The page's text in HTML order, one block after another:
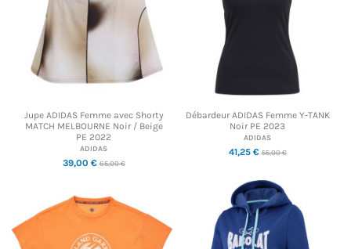
Jupe ADIDAS Femme avec Shorty
MATCH MELBOURNE Noir / Beige
PE 2022
ADIDAS
39,00 €65,00 €
Débardeur ADIDAS Femme Y-TANK
Noir PE 2023
ADIDAS
41,25 €55,00 €